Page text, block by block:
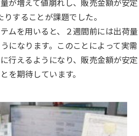
りすることが課題でした。
ムを用いると、２週間前には出荷量
になります。このことによって実需
行えるようになり、販売金額が安定
を期待しています。